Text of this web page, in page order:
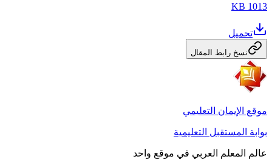
1013 KB
تحميل
نسخ رابط المقال
موقع الإيمان التعليمي
بوابة المستقبل التعليمية
عالم المعلم العربي في موقع واحد